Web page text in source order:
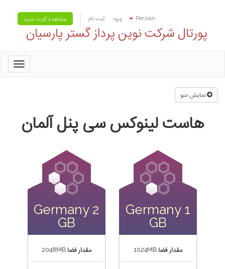
Persian ورود ثبت نام مشاهده کارت خرید
پورتال شرکت نوین پرداز گستر پارسیان
هاست لینوکس سی پنل آلمان
Germany 1
GB
مقدار فضا 1024MB
Germany 2
GB
مقدار فضا 2048MB